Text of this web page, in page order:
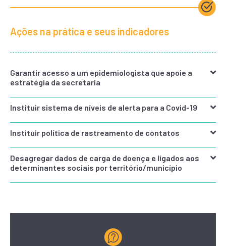
Ações na prática e seus indicadores
Garantir acesso a um epidemiologista que apoie a
estratégia da secretaria
Instituir sistema de níveis de alerta para a Covid-19
Instituir política de rastreamento de contatos
Desagregar dados de carga de doença e ligados aos
determinantes sociais por território/município